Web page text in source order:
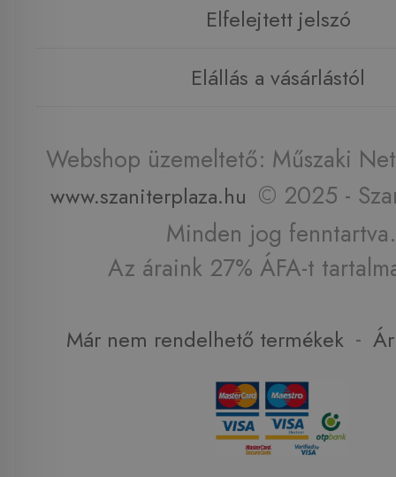
Elfelejtett jelszó
Elállás a vásárlástól
Webshop üzemeltető: Műszaki
www.szaniterplaza.hu © 2025 -
Minden jog fenntartva.
Az áraink 27% ÁFA-t
Már nem rendelhető termékek -